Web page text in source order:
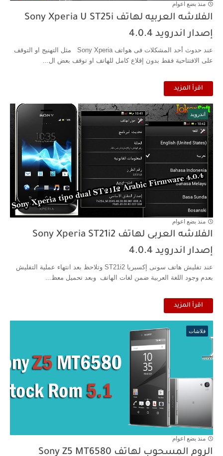
منذ بضع اعوام
الفلاشه العربيه لهاتف Sony Xperia U ST25i
إصدار اندرويد 4.0.4
عند حدوث أحد المشكلات فى هواتف Sony Xperia مثل التهنيج او التوقف
على الافتتاحية فقط بدون إقلاع كامل للهاتف او توقف بعض ال...
اقرأ المزيد
اندرويد
منذ بضع اعوام
الفلاشه العربى لهاتف Sony Xperia ST21i2
إصدار اندرويد 4.0.4
عند تفليش هاتف سونى إكسبريا ST21i2 وتلاحظ بعد انتهاء عملية التفليش
بعدم وجود اللغة العربية ضمن لغات الهاتف وبعد تحميل معظ...
اقرأ المزيد
فلاشات
منذ بضع اعوام
الروم المسحوب لهاتف Sony Z5 MT6580